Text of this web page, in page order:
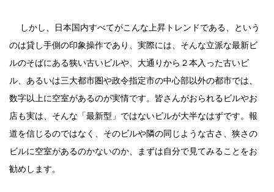
しかし、日本国内すべてがこんな上昇トレンドである、という
のは貸し手側の印象操作であり、実際には、そんな立派な最新ビ
ルのそばにある狭い古いビルや、大通りから２本入った古いビ
ル、あるいは三大都市圏や政令指定市の中心部以外の都市では、
数字以上に空室があるのが実情です。皆さんがおられるビルやお
店も実は、そんな「最新型」ではないビルが大半なはずです。報
道を信じるのではなく、そのビルや隣の同じような古さ、狭さの
ビルに空室があるのかないのか、まずは自分で見てみることをお
勧めします。